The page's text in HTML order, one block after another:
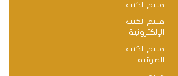
قسم الكتب
قسم الكتب
الإلكترونية
قسم الكتب
الضوئية